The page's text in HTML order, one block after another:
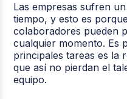
Las empresas sufren
tiempo, y esto es
colaboradores pueden
cualquier momento. Es
principales tareas es la
que así no pierdan el
equipo.